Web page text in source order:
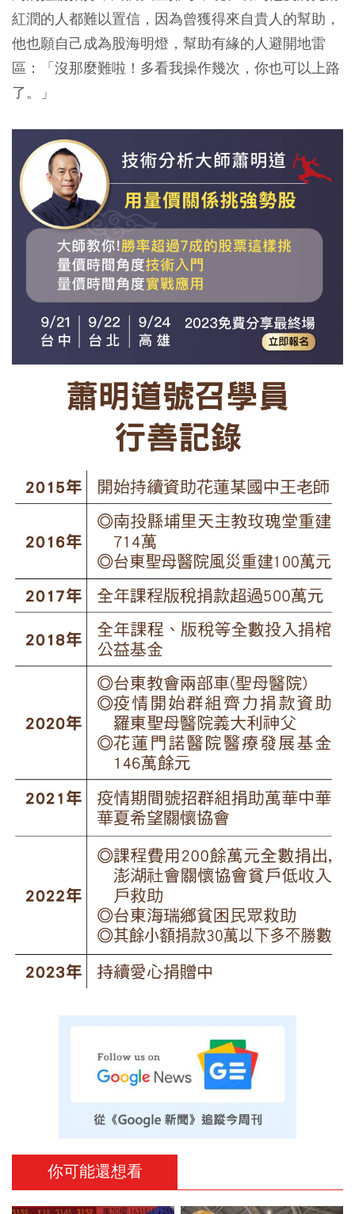
紅潤的人都難以置信，因為曾獲得來自貴人的幫助，
他也願自己成為股海明燈，幫助有緣的人避開地雷
區：「沒那麼難啦！多看我操作幾次，你也可以上路
了。」
你可能還想看